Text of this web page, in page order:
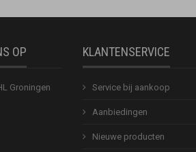
OP
Groningen
KLANTENSERVICE
Service bij aankoop
Aanbiedingen
Nieuwe producten